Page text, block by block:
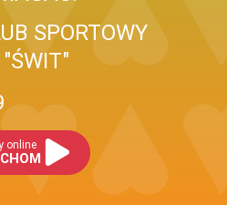
SPORTOWY
online